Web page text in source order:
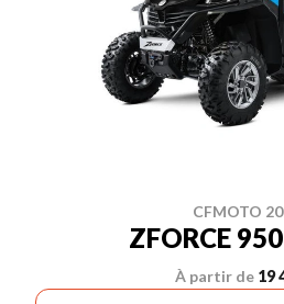
CFMOTO
ZFORCE
À partir de 19